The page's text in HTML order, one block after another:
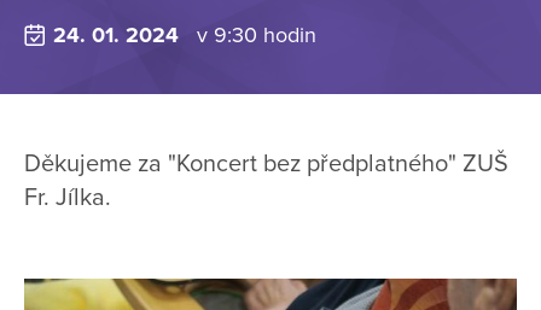
24. 01. 2024 v 9:30 hodin
Děkujeme za "Koncert bez předplatného" ZUŠ
Fr. Jílka.